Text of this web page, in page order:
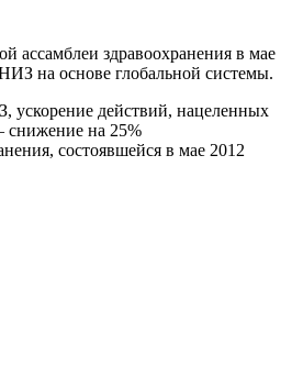
ассамблеи здравоохранения в мае
на основе глобальной системы.
ускорение действий, нацеленных
снижение на 25%
состоявшейся в мае 2012